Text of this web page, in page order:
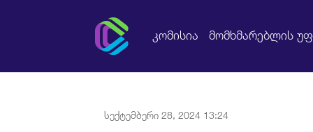
კომისია მომხმარებლის
სექტემბერი 28, 2024 13:24